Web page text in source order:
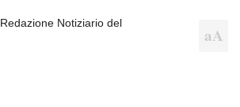
Redazione Notiziario del